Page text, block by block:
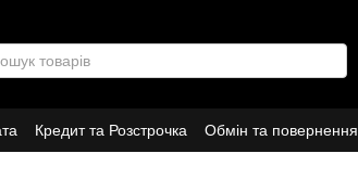
Кредит та Розстрочка Обмін та повернення
оферти
Партнери Про нас